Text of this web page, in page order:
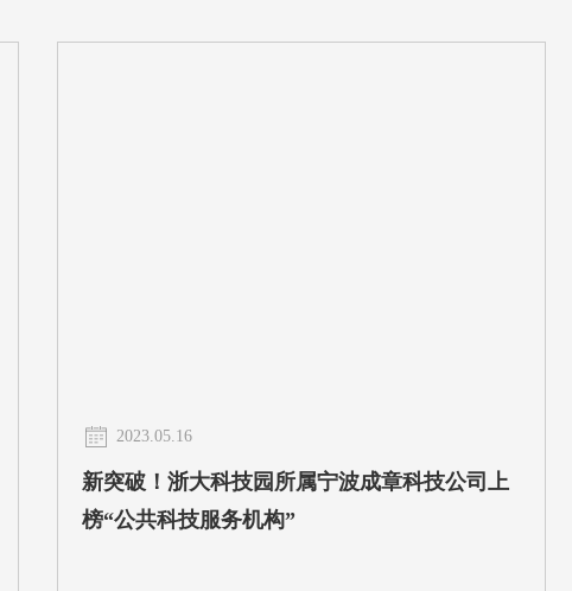
2023.05.16
新突破！浙大科技园所属宁波成章科技公司上
榜“公共科技服务机构”